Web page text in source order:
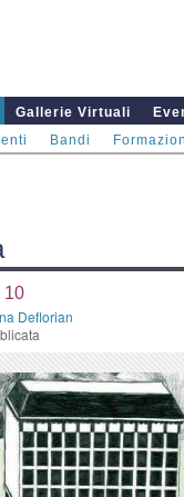
Gallerie Virtuali
Bandi
10
Deflorian